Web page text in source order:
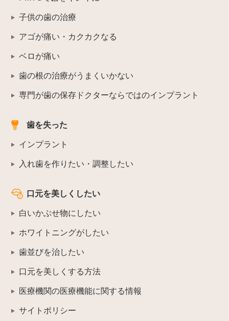
子供の歯の治療
アゴが痛い・カクカクなる
ベロが痛い
歯の根の治療がうまくいかない
専門が歯の保存ドクターならではのインプラント
歯を失った
インプラント
入れ歯を作りたい・調整したい
口元を美しくしたい
白いかぶせ物にしたい
ホワイトニングがしたい
歯並びを治したい
口元を美しくする方法
医療機関の医療機能に関する情報
サイトポリシー